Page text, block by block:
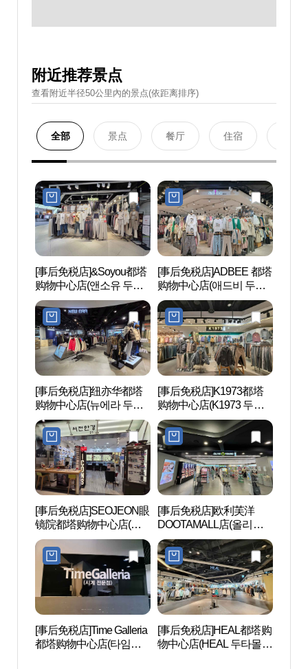
附近推荐景点
查看附近半径50公里內的景点(依距离排序)
全部 景点 餐厅 住宿
[事后免税店]&Soyou都塔
购物中心店(앤소유 두타
몰점)
[事后免税店]ADBEE 都塔
购物中心店(애드비 두타
몰점)
[事后免税店]纽亦华都塔
购物中心店(뉴에라 두타
몰점)
[事后免税店]K1973都塔
购物中心店(K1973 두타
몰점)
[事后免税店]SEOJEON眼
镜院都塔购物中心店(서
전안경 두타몰점)
[事后免税店]欧利芙洋
DOOTAMALL店(올리브
영 두타몰점)
[事后免税店]Time Galleria
都塔购物中心店(타임갤
[事后免税店]HEAL都塔购
物中心店(HEAL 두타몰